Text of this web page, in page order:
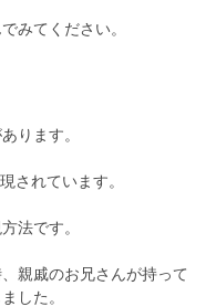
みてください。
ります。
されています。
法です。
親戚のお兄さんが持って
した。